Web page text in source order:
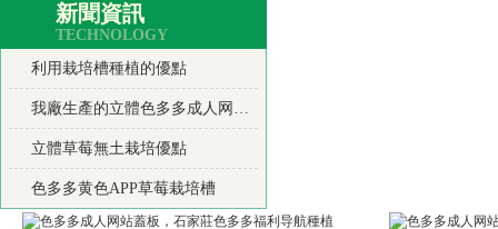
新聞資訊
TECHNOLOGY
利用栽培槽種植的優點
我廠生產的立體色多多成人网站產品使用優點
立體草莓無土栽培優點
色多多黄色APP草莓栽培槽